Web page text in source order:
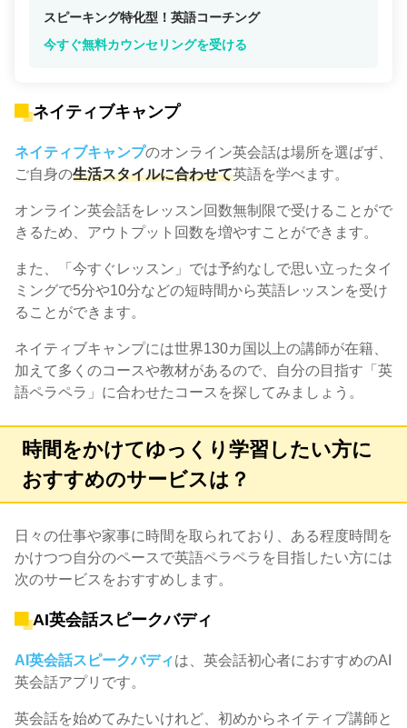
スピーキング特化型！英語コーチング
今すぐ無料カウンセリングを受ける
ネイティブキャンプ
ネイティブキャンプのオンライン英会話は場所を選ばず、
ご自身の生活スタイルに合わせて英語を学べます。
オンライン英会話をレッスン回数無制限で受けることがで
きるため、アウトプット回数を増やすことができます。
また、「今すぐレッスン」では予約なしで思い立ったタイ
ミングで5分や10分などの短時間から英語レッスンを受け
ることができます。
ネイティブキャンプには世界130カ国以上の講師が在籍、
加えて多くのコースや教材があるので、自分の目指す「英
語ペラペラ」に合わせたコースを探してみましょう。
時間をかけてゆっくり学習したい方に
おすすめのサービスは？
日々の仕事や家事に時間を取られており、ある程度時間を
かけつつ自分のペースで英語ペラペラを目指したい方には
次のサービスをおすすめします。
AI英会話スピークバディ
AI英会話スピークバディは、英会話初心者におすすめのAI
英会話アプリです。
英会話を始めてみたいけれど、初めからネイティブ講師と